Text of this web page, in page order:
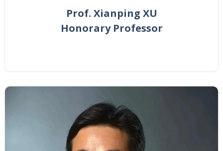
Prof. Xianping XU
Honorary Professor